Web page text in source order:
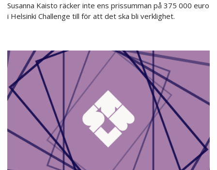
Susanna Kaisto räcker inte ens prissumman på 375 000 euro
i Helsinki Challenge till för att det ska bli verklighet.